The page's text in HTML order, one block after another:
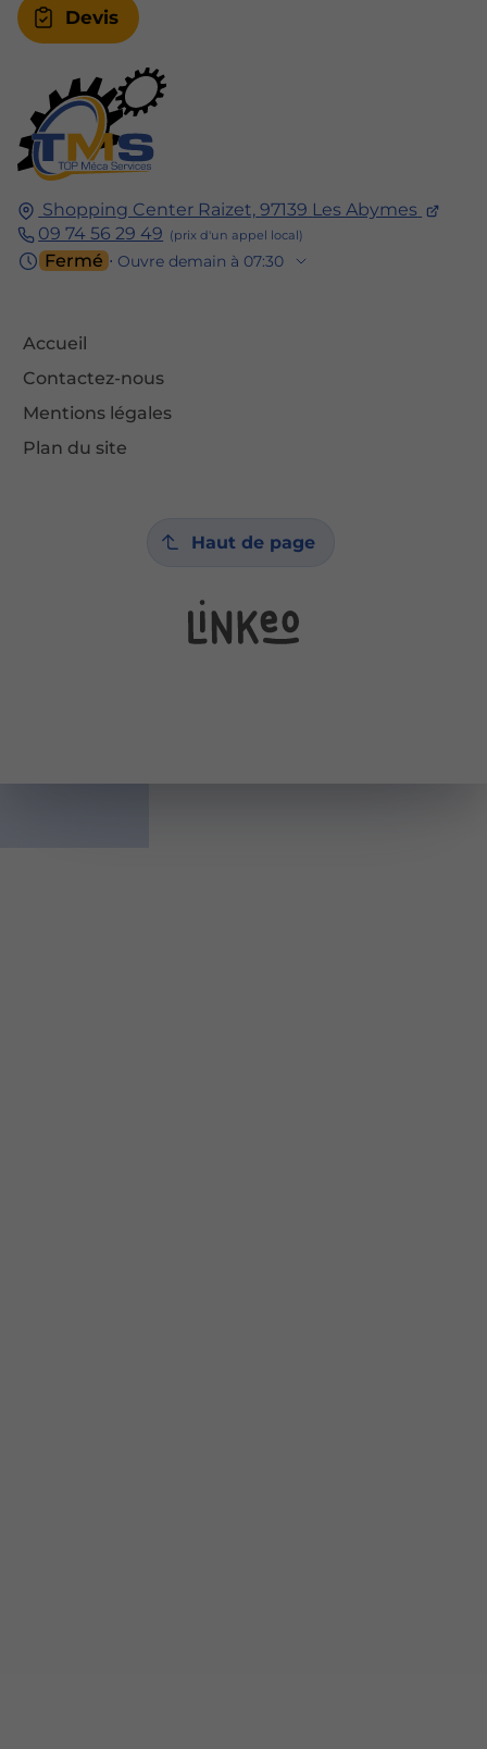
Shopping Center Raizet, 97139 Les Abymes
09 74 56 29 49
Fermé ⋅ Ouvre demain à 07:30
Accueil
Contactez-nous
Mentions légales
Plan du site
Devis
Haut de page